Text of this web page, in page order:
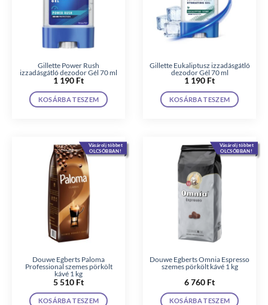
Gillette Power Rush
izzadásgátló dezodor Gél 70 ml
1 190 Ft
KOSÁRBA TESZEM
Gillette Eukaliptusz izzadásgátló
dezodor Gél 70 ml
1 190 Ft
KOSÁRBA TESZEM
Vásárolj többet
OLCSÓBBAN!
Douwe Egberts Paloma
Professional szemes pörkölt
kávé 1 kg
5 510 Ft
KOSÁRBA TESZEM
Vásárolj többet
OLCSÓBBAN!
Douwe Egberts Omnia Espresso
szemes pörkölt kávé 1 kg
6 760 Ft
KOSÁRBA TESZEM